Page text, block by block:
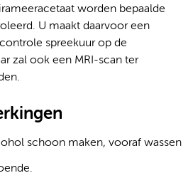
worden bepaalde
U maakt daarvoor een
spreekuur op de
zal ook een MRI-scan ter
schoon maken, vooraf wassen